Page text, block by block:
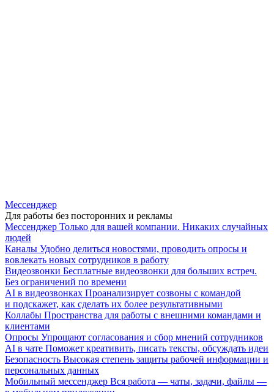
Мессенджер
Для работы без посторонних и рекламы
Мессенджер Только для вашей компании. Никаких случайных
людей
Каналы Удобно делиться новостями, проводить опросы и
вовлекать новых сотрудников в работу
Видеозвонки Бесплатные видеозвонки для больших встреч.
Без ограничений по времени
AI в видеозвонках Проанализирует созвоны с командой
и подскажет, как сделать их более результативными
Коллабы Пространства для работы с внешними командами и
клиентами
Опросы Упрощают согласования и сбор мнений сотрудников
AI в чате Поможет креативить, писать тексты, обсуждать идеи
Безопасность Высокая степень защиты рабочей информации и
персональных данных
Мобильный мессенджер Вся работа — чаты, задачи, файлы —